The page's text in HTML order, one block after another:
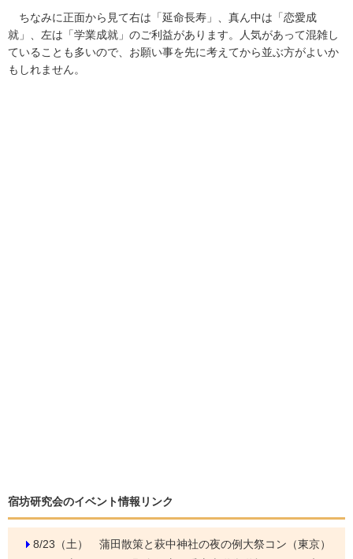
ちなみに正面から見て右は「延命長寿」、真ん中は「恋愛成
就」、左は「学業成就」のご利益があります。人気があって混雑し
ていることも多いので、お願い事を先に考えてから並ぶ方がよいか
もしれません。
宿坊研究会のイベント情報リンク
8/23（土） 蒲田散策と萩中神社の夜の例大祭コン（東京）